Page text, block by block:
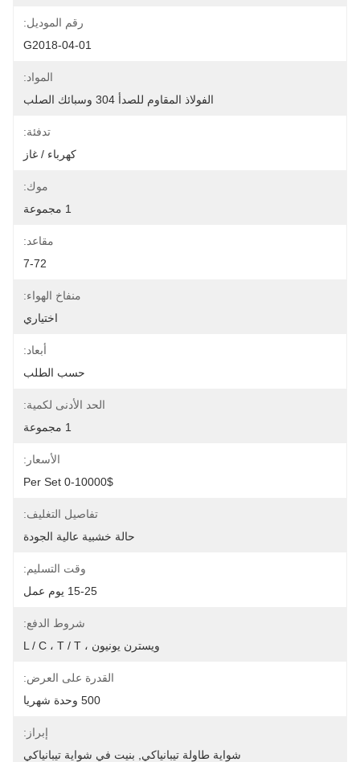
رقم الموديل:
G2018-04-01
المواد:
الفولاذ المقاوم للصدأ 304 وسبائك الصلب
تدفئة:
كهرباء / غاز
موك:
1 مجموعة
مقاعد:
7-72
منفاخ الهواء:
اختياري
أبعاد:
حسب الطلب
الحد الأدنى لكمية:
1 مجموعة
الأسعار:
0-10000$ Per Set
تفاصيل التغليف:
حالة خشبية عالية الجودة
وقت التسليم:
15-25 يوم عمل
شروط الدفع:
ويسترن يونيون ، L / C ، T / T
القدرة على العرض:
500 وحدة شهريا
إبراز:
شواية طاولة تيبانياكي
بنيت في شواية تيبانياكي